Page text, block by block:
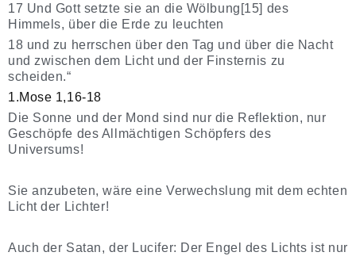
17 Und Gott setzte sie an die Wölbung[15] des
Himmels, über die Erde zu leuchten
18 und zu herrschen über den Tag und über die Nacht
und zwischen dem Licht und der Finsternis zu
scheiden.“
1.Mose 1,16-18
Die Sonne und der Mond sind nur die Reflektion, nur
Geschöpfe des Allmächtigen Schöpfers des
Universums!
Sie anzubeten, wäre eine Verwechslung mit dem echten
Licht der Lichter!
Auch der Satan, der Lucifer: Der Engel des Lichts ist nur